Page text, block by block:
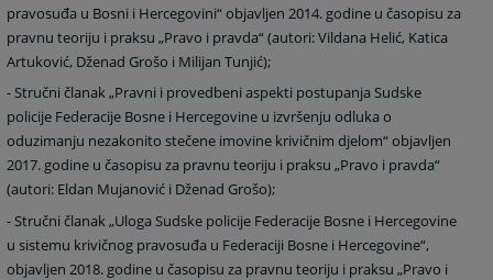
pravosuđa u Bosni i Hercegovini“ objavljen 2014. godine u časopisu za
pravnu teoriju i praksu „Pravo i pravda“ (autori: Vildana Helić, Katica
Artuković, Dženad Grošo i Milijan Tunjić);
-Stručni članak „Pravni i provedbeni aspekti postupanja Sudske
policije Federacije Bosne i Hercegovine u izvršenju odluka o
oduzimanju nezakonito stečene imovine krivičnim djelom“ objavljen
2017. godine u časopisu za pravnu teoriju i praksu „Pravo i pravda“
(autori: Eldan Mujanović i Dženad Grošo);
-Stručni članak „Uloga Sudske policije Federacije Bosne i Hercegovine
u sistemu krivičnog pravosuđa u Federaciji Bosne i Hercegovine“,
objavljen 2018. godine u časopisu za pravnu teoriju i praksu „Pravo i